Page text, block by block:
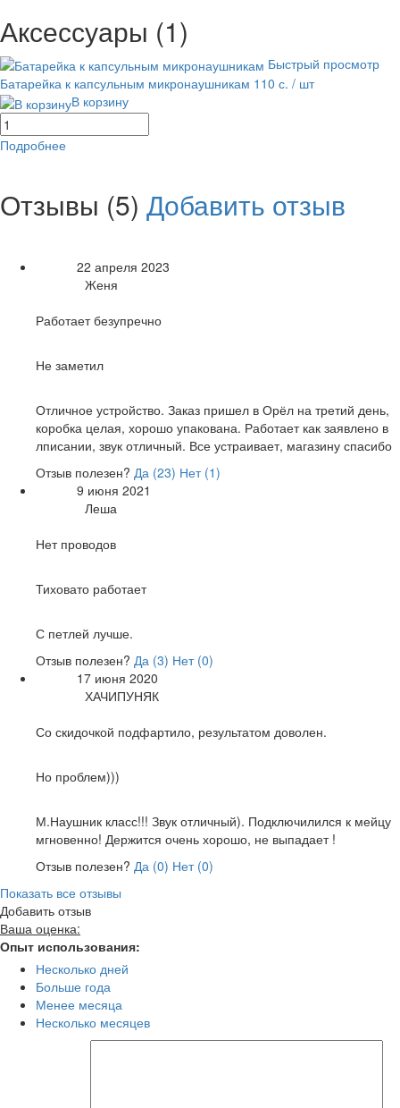
Аксессуары (1)
Быстрый просмотр
Батарейка к капсульным микронаушникам 110 с. / шт
В корзину
Подробнее
Отзывы (5) Добавить отзыв
22 апреля 2023
Женя
Работает безупречно
Не заметил
Отличное устройство. Заказ пришел в Орёл на третий день,
коробка целая, хорошо упакована. Работает как заявлено в
лписании, звук отличный. Все устраивает, магазину спасибо
Отзыв полезен? Да (23) Нет (1)
9 июня 2021
Леша
Нет проводов
Тиховато работает
С петлей лучше.
Отзыв полезен? Да (3) Нет (0)
17 июня 2020
ХАЧИПУНЯК
Со скидочкой подфартило, результатом доволен.
Но проблем)))
М.Наушник класс!!! Звук отличный). Подключилился к мейцу
мгновенно! Держится очень хорошо, не выпадает !
Отзыв полезен? Да (0) Нет (0)
Показать все отзывы
Добавить отзыв
Ваша оценка:
Опыт использования:
Несколько дней
Больше года
Менее месяца
Несколько месяцев